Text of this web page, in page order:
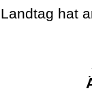
hat